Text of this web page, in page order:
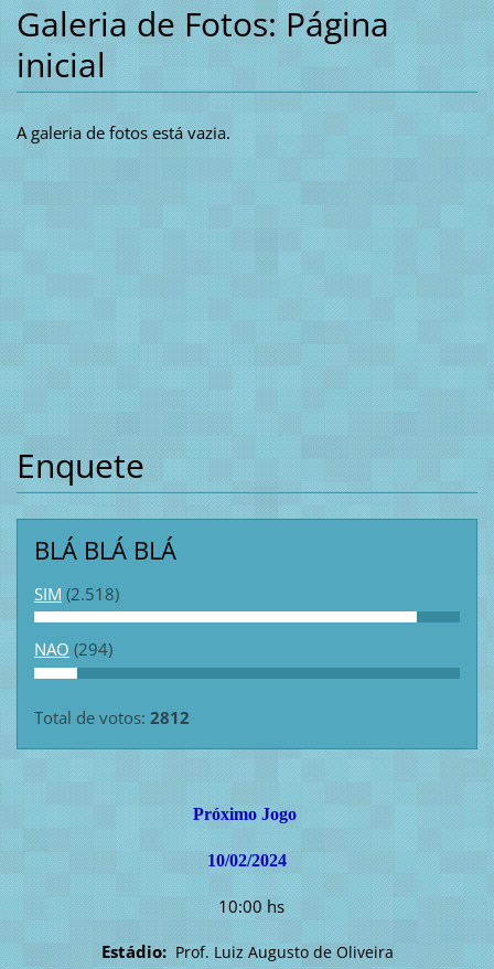
Galeria de Fotos: Página
inicial
A galeria de fotos está vazia.
Enquete
BLÁ BLÁ BLÁ
SIM (2.518)
NAO (294)
Total de votos: 2812
Próximo Jogo
10/02/2024
10:00 hs
Estádio: Prof. Luiz Augusto de Oliveira